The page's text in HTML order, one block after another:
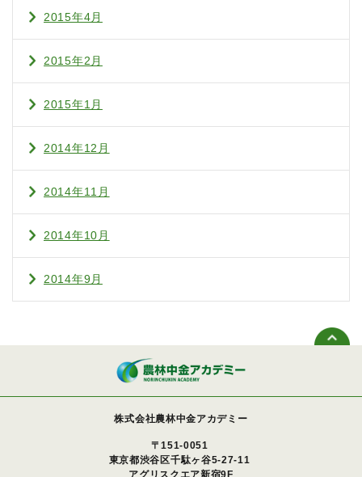
2015年4月
2015年2月
2015年1月
2014年12月
2014年11月
2014年10月
2014年9月
株式会社農林中金アカデミー
〒151-0051
東京都渋谷区千駄ヶ谷5-27-11
アグリスクエア新宿9F